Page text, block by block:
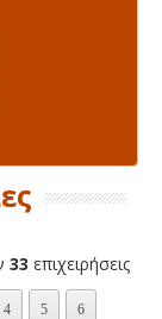
33 επιχειρήσεις
4 5 6